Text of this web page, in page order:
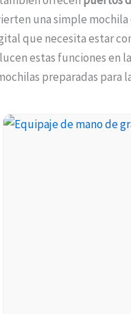
una simple mochila
que necesita estar
estas funciones en
preparadas para